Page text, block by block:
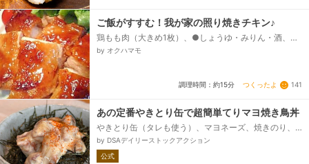
ご飯がすすむ！我が家の照り焼きチキン♪
鶏もも肉（大きめ1枚）、●しょうゆ・みりん・酒、●
砂糖
by オクハマモ
調理時間：約15分 つくったよ 141
あの定番やきとり缶で超簡単てりマヨ焼き鳥丼
やきとり缶（タレも使う）、マヨネーズ、焼きのり、
ごはん、七味唐辛子（お好み）
by DSAデイリーストックアクション
公式